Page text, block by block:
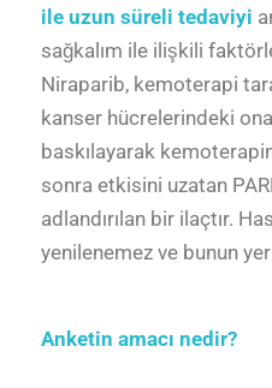
ile uzun süreli tedaviyi
sağkalım ile ilişkili
Niraparib, kemoterapi
kanser hücrelerindeki
baskılayarak
sonra etkisini uzatan
adlandırılan bir ilaçtır.
yenilenemez ve bunun
Anketin amacı nedir?